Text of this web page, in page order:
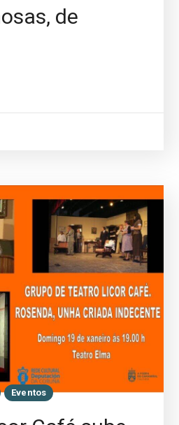
de
Eventos